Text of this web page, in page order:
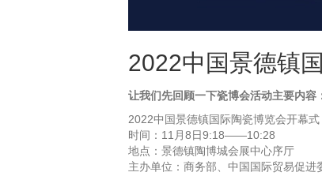
2022中国景德镇
让我们先回顾一下瓷博会活动主要内容
2022中国景德镇国际陶瓷博览会开幕式
时间：11月8日9:18——10:28
地点：景德镇陶博城会展中心序厅
主办单位：商务部、中国国际贸易促